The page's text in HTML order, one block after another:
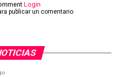
Login
publicar un comentario.